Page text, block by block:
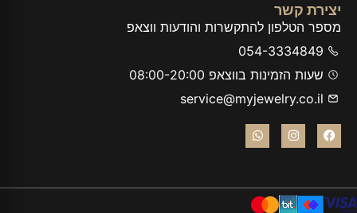
יצירת קשר
מספר הטלפון להתקשרות והודעות ווצאפ
054-3334849
שעות הזמינות בווצאפ 08:00-20:00
service@myjewelry.co.il